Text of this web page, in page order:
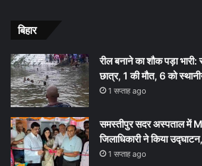
बिहार
रील बनाने का शौक पड़ा
छात्र, 1 की मौत, 6 को
1 सप्ताह ago
समस्तीपुर सदर अस्पताल में
जिलाधिकारी ने किया उद्घाटन,
1 सप्ताह ago